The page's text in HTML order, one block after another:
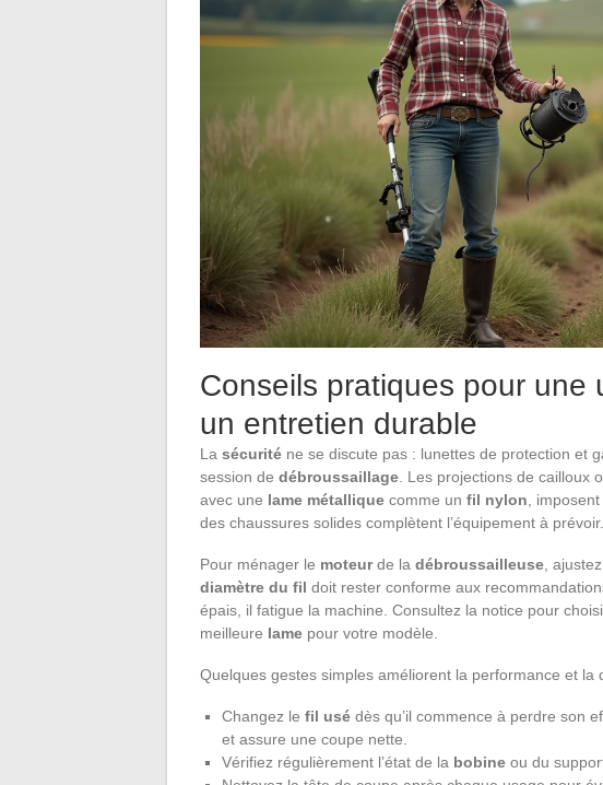
Conseils pratiques pour une
un entretien durable
La sécurité ne se discute pas : lunettes de protection et
session de débroussaillage . Les projections de
avec une lame métallique comme un fil nylon ,
des chaussures solides complètent l’équipement à prévoir.
Pour ménager le moteurde la débroussailleuse ,
diamètre du fil doit rester conforme aux
épais, il fatigue la machine. Consultez la notice pour
meilleure lame pour votre modèle.
Quelques gestes simples améliorent la performance et la
Changez le fil usé dès qu’il commence à perdre son
et assure une coupe nette.
Vérifiez régulièrement l’état de la bobine ou du